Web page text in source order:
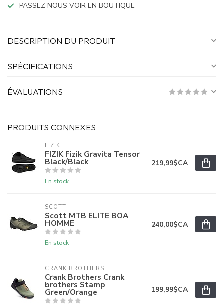
PASSEZ NOUS VOIR EN BOUTIQUE
DESCRIPTION DU PRODUIT
SPÉCIFICATIONS
ÉVALUATIONS
PRODUITS CONNEXES
FIZIK
FIZIK Fizik Gravita Tensor
Black/Black
En stock
219,99$CA
SCOTT
Scott MTB ELITE BOA
HOMME
En stock
240,00$CA
CRANK BROTHERS
Crank Brothers Crank
brothers Stamp
Green/Orange 199,99$CA